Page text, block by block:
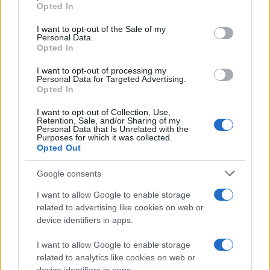
use your data for below specified purposes in below Google
consent section.
Opted In
I want to opt-out of the Sale of my
Personal Data.
Opted In
I want to opt-out of processing my
Personal Data for Targeted Advertising.
Opted In
I want to opt-out of Collection, Use,
Retention, Sale, and/or Sharing of my
Personal Data that Is Unrelated with the
Purposes for which it was collected.
Opted Out
Google consents
I want to allow Google to enable storage
related to advertising like cookies on web or
device identifiers in apps.
I want to allow Google to enable storage
related to analytics like cookies on web or
των οστικών κυττάρων, επιταχύνουν τη γήρανσή
τους, αλλοιώνουν τη διαφοροποίηση και προκαλούν
φλεγμονή.
Μελέτες σε ζώα έχουν ήδη καταδείξει ότι η πρόωρη
γήρανση των οστεοκλαστών αποδυναμώνει τη
και, σε ορισμένες περιπτώσεις, σε διακοπή της
σκελετικής ανάπτυξης. Το αποτέλεσμα μπορεί να
είναι αδύναμα, παραμορφωμένα οστά και παθολογικά
Αν και η πλήρης κατανόηση των επιπτώσεων των
μικροπλαστικών στην οστική μηχανική βρίσκεται
ακόμη σε εξέλιξη, τα υπάρχοντα δεδομένα δείχνουν
ότι η παρουσία τους στο αίμα μπορεί να επηρεάσει
αρνητικά την ανθεκτικότητα και τον μεταβολισμό